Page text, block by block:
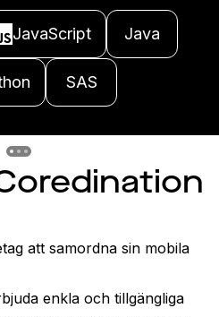
JavaScript Java
SAS
att samordna sin mobila
enkla och tillgängliga